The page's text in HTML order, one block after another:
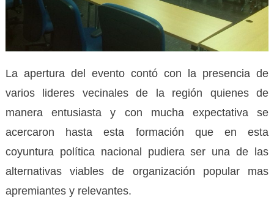
La apertura del evento contó con la presencia de
varios lideres vecinales de la región quienes de
manera entusiasta y con mucha expectativa se
acercaron hasta esta formación que en esta
coyuntura política nacional pudiera ser una de las
alternativas viables de organización popular mas
apremiantes y relevantes.